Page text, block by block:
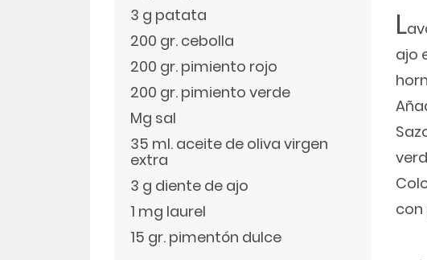
L
ajo
con
3 g patata
200 gr. cebolla
200 gr. pimiento rojo
200 gr. pimiento verde
Mg sal
35 ml. aceite de oliva virgen
extra
3 g diente de ajo
1 mg laurel
15 gr. pimentón dulce